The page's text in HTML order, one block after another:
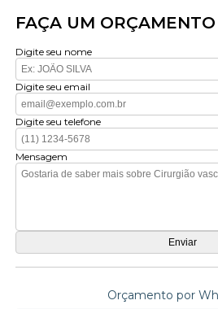
FAÇA UM ORÇAMENTO
Digite seu nome
Digite seu email
Digite seu telefone
Mensagem
Orçamento por